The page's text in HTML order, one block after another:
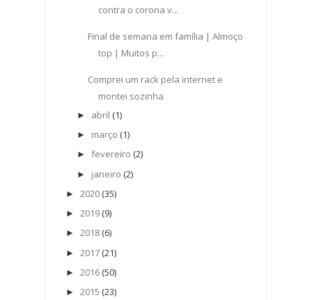
contra o corona v...
Final de semana em família | Almoço
top | Muitos p...
Comprei um rack pela internet e
montei sozinha
► abril (1)
► março (1)
► fevereiro (2)
► janeiro (2)
► 2020 (35)
► 2019 (9)
► 2018 (6)
► 2017 (21)
► 2016 (50)
► 2015 (23)